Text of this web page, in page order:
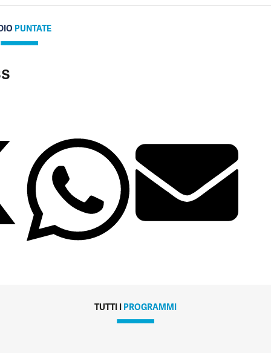
PUNTATE
TUTTI I PROGRAMMI